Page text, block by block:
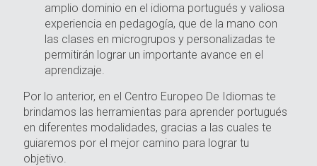
amplio dominio en el idioma portugués y valiosa
experiencia en pedagogía, que de la mano con
las clases en microgrupos y personalizadas te
permitirán lograr un importante avance en el
aprendizaje.
Por lo anterior, en el Centro Europeo De Idiomas te
brindamos las herramientas para aprender portugués
en diferentes modalidades, gracias a las cuales te
guiaremos por el mejor camino para lograr tu
objetivo.